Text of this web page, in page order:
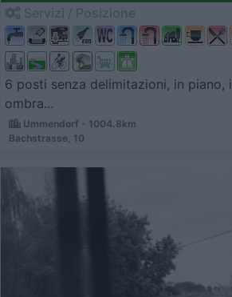
6 posti senza delimitazioni, in piano,
ombra...
Ummendorf - 1004.8km
Bachstrasse, 10